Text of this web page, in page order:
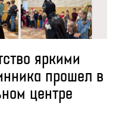
яркими
прошел в
центре